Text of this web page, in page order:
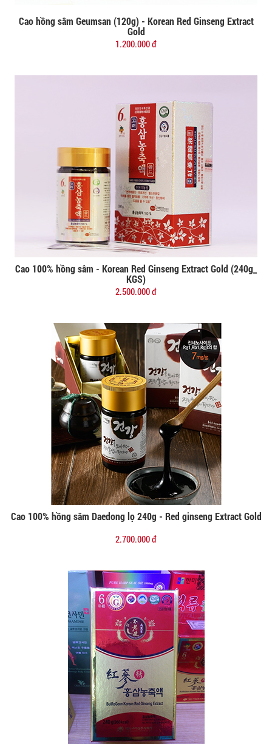
Đặt mua
Cao hồng sâm Geumsan (120g) - Korean Red Ginseng Extract
Gold
1.200.000 đ
Đặt mua
Cao 100% hồng sâm - Korean Red Ginseng Extract Gold (240g_
KGS)
2.500.000 đ
Đặt mua
Cao 100% hồng sâm Daedong lọ 240g - Red ginseng Extract Gold
2.700.000 đ